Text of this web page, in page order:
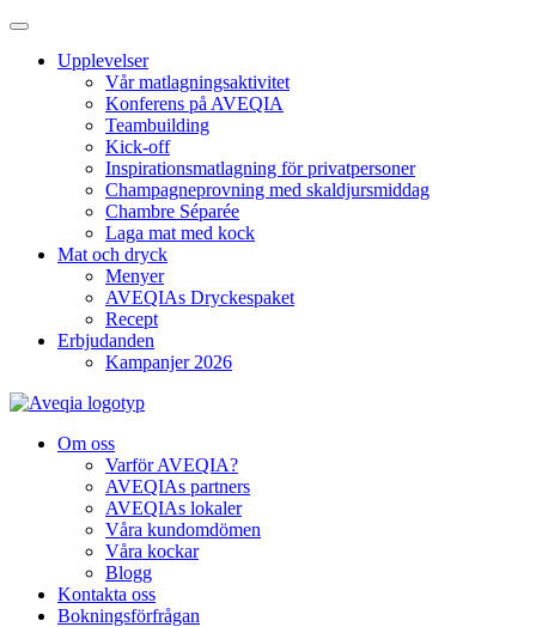
Upplevelser
Vår matlagningsaktivitet
Konferens på AVEQIA
Teambuilding
Kick-off
Inspirationsmatlagning för privatpersoner
Champagneprovning med skaldjursmiddag
Chambre Séparée
Laga mat med kock
Mat och dryck
Menyer
AVEQIAs Dryckespaket
Recept
Erbjudanden
Kampanjer 2026
Om oss
Varför AVEQIA?
AVEQIAs partners
AVEQIAs lokaler
Våra kundomdömen
Våra kockar
Blogg
Kontakta oss
Bokningsförfrågan